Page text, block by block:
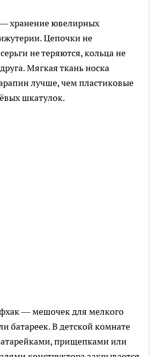
хранение ювелирных
Цепочки не
не теряются, кольца не
Мягкая ткань носка
лучше, чем пластиковые
шкатулок.
— мешочек для мелкого
батареек. В детской комнате
прищепками или